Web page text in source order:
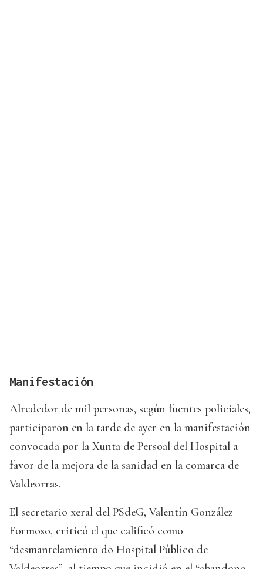
Manifestación
Alrededor de mil personas, según fuentes policiales,
participaron en la tarde de ayer en la manifestación
convocada por la Xunta de Persoal del Hospital a
favor de la mejora de la sanidad en la comarca de
Valdeorras.
El secretario xeral del PSdeG, Valentín González
Formoso, criticó el que calificó como
“desmantelamiento do Hospital Público de